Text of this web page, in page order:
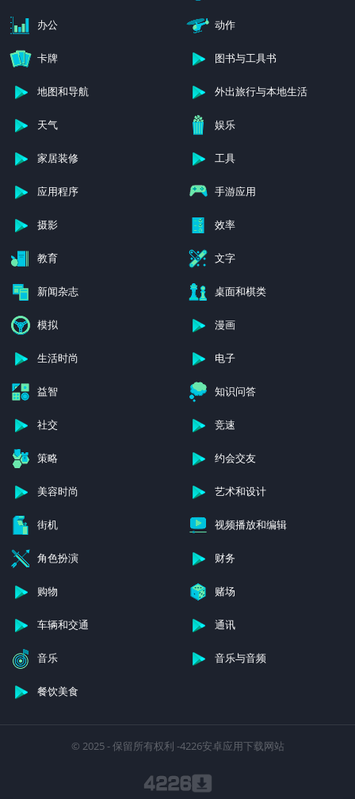
办公 动作
卡牌 图书与工具书
地图和导航 外出旅行与本地生活
天气 娱乐
家居装修 工具
应用程序 手游应用
摄影 效率
教育 文字
新闻杂志 桌面和棋类
模拟 漫画
生活时尚 电子
益智 知识问答
社交 竞速
策略 约会交友
美容时尚 艺术和设计
街机 视频播放和编辑
角色扮演 财务
购物 赌场
车辆和交通 通讯
音乐 音乐与音频
餐饮美食
© 2025 - 保留所有权利 -4226安卓应用下载网站